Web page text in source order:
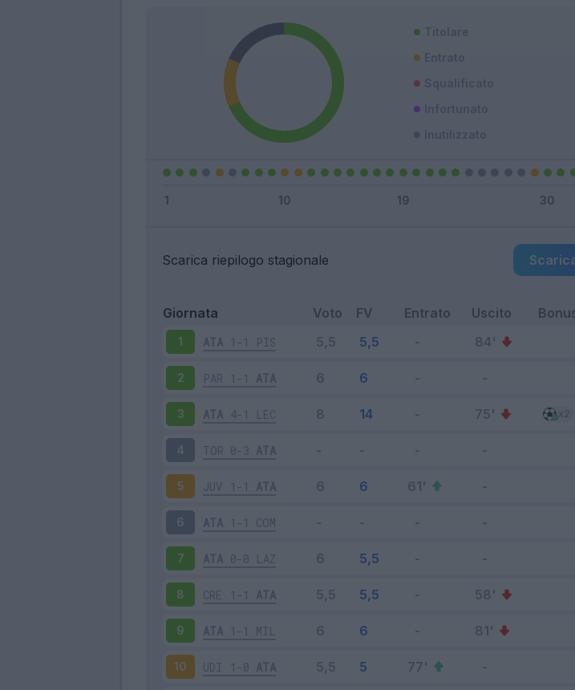
Titolare
Entrato
Scarica riepilogo stagionale
Giornata Voto FV Entrato Uscito
1 ATA 1-1 PIS
2 PAR 1-1 ATA
3 ATA 4-1 LEC
4 TOR 0-3 ATA
5 JUV 1-1 ATA
6 ATA 1-1 COM
7 ATA 0-0 LAZ
8 CRE 1-1 ATA
9 ATA 1-1 MIL
10 UDI 1-0 ATA